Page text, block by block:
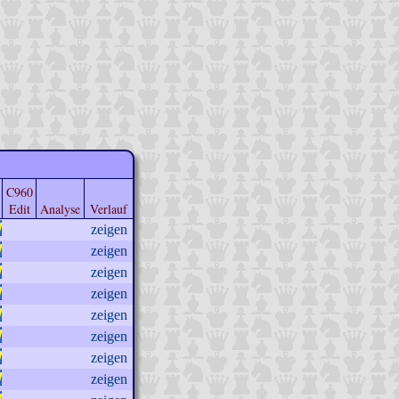
C960
Edit
Analyse Verlauf
zeigen
zeigen
zeigen
zeigen
zeigen
zeigen
zeigen
zeigen